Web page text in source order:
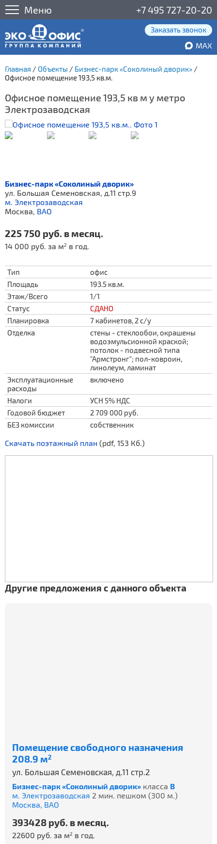
Меню +7 495 727-20-20
Заказать звонок
MAX
Главная / Объекты / Бизнес-парк «Соколиный дворик» /
Офисное помещение 193,5 кв.м.
Офисное помещение 193,5 кв м у метро
Электрозаводская
Бизнес-парк «Соколиный дворик»
ул. Большая Семеновская, д.11 стр.9
м. Электрозаводская
Москва, ВАО
225 750 руб. в месяц.
14 000 руб. за м2 в год.
Тип
офис
Площадь
193.5 кв.м.
Этаж/Всего
1/1
Статус
СДАНО
Планировка
7 кабинетов, 2 с/у
Отделка
стены - стеклообои, окрашены
водоэмульсионной краской;
потолок - подвесной типа
"Армстронг"; пол-ковроин,
линолеум, ламинат
Эксплуатационные
расходы
включено
Налоги
УСН 5% НДС
Годовой бюджет
2 709 000 руб.
БЕЗ комиссии
собственник
Скачать поэтажный план (pdf, 153 Кб.)
Другие предложения с данного объекта
Помещение свободного назначения
208.9 м2
ул. Большая Семеновская, д.11 стр.2
Бизнес-парк «Соколиный дворик» класса B
м. Электрозаводская 2 мин. пешком (300 м.)
Москва, ВАО
393428 руб. в месяц.
22600 руб. за м2 в год.